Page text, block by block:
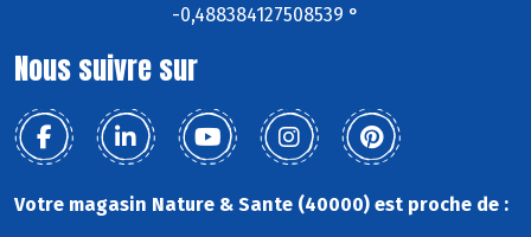
-0,488384127508539 °
Nous suivre sur
Votre magasin Nature & Sante (40000) est proche de :